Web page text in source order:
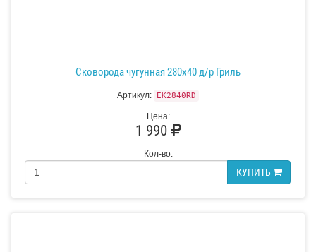
Сковорода чугунная 280х40 д/р Гриль
Артикул: EK2840RD
Цена:
1 990
Кол-во:
КУПИТЬ